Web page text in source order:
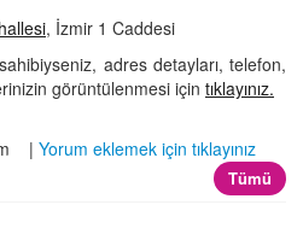
, İzmir 1 Caddesi
adres detayları, telefon,
görüntülenmesi için tıklayınız.
| Yorum eklemek için tıklayınız
Tümü